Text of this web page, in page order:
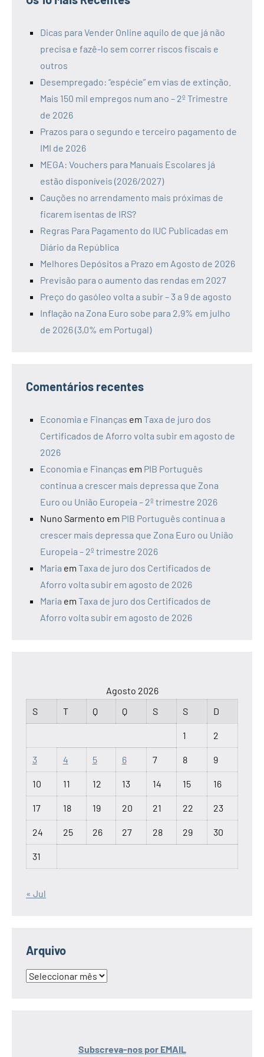
Dicas para Vender Online aquilo de que já não
precisa e fazê-lo sem correr riscos fiscais e
outros
Desempregado: “espécie” em vias de extinção.
Mais 150 mil empregos num ano – 2º Trimestre
de 2026
Prazos para o segundo e terceiro pagamento de
IMI de 2026
MEGA: Vouchers para Manuais Escolares já
estão disponíveis (2026/2027)
Cauções no arrendamento mais próximas de
ficarem isentas de IRS?
Regras Para Pagamento do IUC Publicadas em
Diário da República
Melhores Depósitos a Prazo em Agosto de 2026
Previsão para o aumento das rendas em 2027
Preço do gasóleo volta a subir – 3 a 9 de agosto
Inflação na Zona Euro sobe para 2,9% em julho
de 2026 (3,0% em Portugal)
Comentários recentes
Economia e Finanças em Taxa de juro dos
Certificados de Aforro volta subir em agosto de
2026
Economia e Finanças em PIB Português
continua a crescer mais depressa que Zona
Euro ou União Europeia – 2º trimestre 2026
Nuno Sarmento em PIB Português continua a
crescer mais depressa que Zona Euro ou União
Europeia – 2º trimestre 2026
Maria em Taxa de juro dos Certificados de
Aforro volta subir em agosto de 2026
Maria em Taxa de juro dos Certificados de
Aforro volta subir em agosto de 2026
Agosto 2026
S
T Q Q S S D
1 2
3 4 5 6 7 8 9
10 11 12 13 14 15 16
17 18 19 20 21 22 23
24 25 26 27 28 29 30
31
« Jul
Arquivo
Arquivo
Subscreva-nos por EMAIL